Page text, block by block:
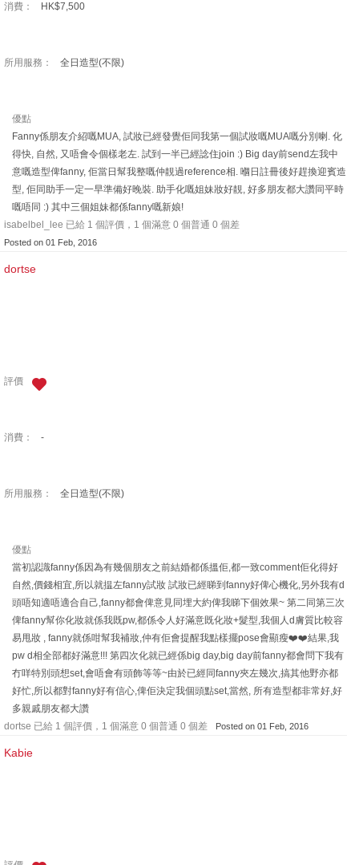
消費： HK$7,500
所用服務： 全日造型(不限)
優點
Fanny係朋友介紹嘅MUA, 試妝已經發覺佢同我第一個試妝嘅MUA嘅分別喇. 化
得快, 自然, 又唔會令個樣老左. 試到一半已經諗住join :) Big day前send左我中
意嘅造型俾fanny, 佢當日幫我整嘅仲靚過reference相. 嗰日註冊後好趕換迎賓造
型, 佢同助手一定一早準備好晚裝. 助手化嘅姐妹妝好靚, 好多朋友都大讚同平時
嘅唔同 :) 其中三個姐妹都係fanny嘅新娘!
isabelbel_lee 已給 1 個評價，1 個滿意 0 個普通 0 個差
Posted on 01 Feb, 2016
dortse
評價
消費： -
所用服務： 全日造型(不限)
優點
當初認識fanny係因為有幾個朋友之前結婚都係搵佢,都一致comment佢化得好
自然,價錢相宜,所以就揾左fanny試妝 試妝已經睇到fanny好俾心機化,另外我有d
頭唔知適唔適合自己,fanny都會俾意見同埋大約俾我睇下個效果~ 第二同第三次
俾fanny幫你化妝就係我既pw,都係令人好滿意既化妝+髮型,我個人d膚質比較容
易甩妝 , fanny就係咁幫我補妝,仲有佢會提醒我點樣擺pose會顯瘦❤️❤️結果,我
pw d相全部都好滿意!!! 第四次化就已經係big day,big day前fanny都會問下我有
冇咩特別頭想set,會唔會有頭飾等等~由於已經同fanny夾左幾次,搞其他野亦都
好忙,所以都對fanny好有信心,俾佢決定我個頭點set,當然, 所有造型都非常好,好
多親戚朋友都大讚
dortse 已給 1 個評價，1 個滿意 0 個普通 0 個差
Posted on 01 Feb, 2016
Kabie